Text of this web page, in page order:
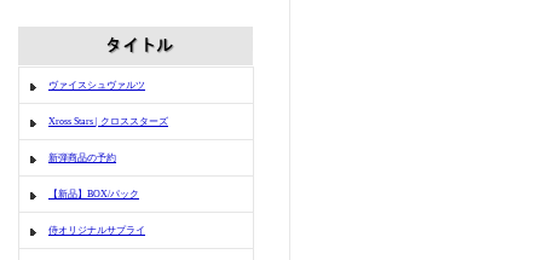
ヴァイスシュヴァルツ
Xross Stars | クロススターズ
新弾商品の予約
【新品】BOX/パック
侍オリジナルサプライ